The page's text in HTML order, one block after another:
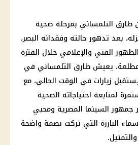
طارق التلمساني بمرحلة صحية
بعد تدهور حالته وفقدانه البصر،
الفني والإعلامي خلال الفترة
يعيش طارق التلمساني في
زيارات في الوقت الحالي، مع
لمتابعة احتياجاته الصحية
جمهور السينما المصرية ومحبي
البارزة التي تركت بصمة واضحة